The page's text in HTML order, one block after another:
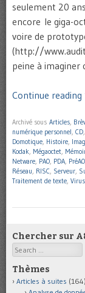
seulement 20
encore le giga-
voire de
(http://
peine à imaginer
Continue reading
Archivé sous Articles,
numérique personnel, CD,
Domotique, Histoire,
Kodak, Mégaoctet,
Netware, PAO, PDA, PréAO
Réseau, RISC, Serveur,
Traitement de texte, Virus
Chercher sur
Search
Thèmes
Articles à suites (164)